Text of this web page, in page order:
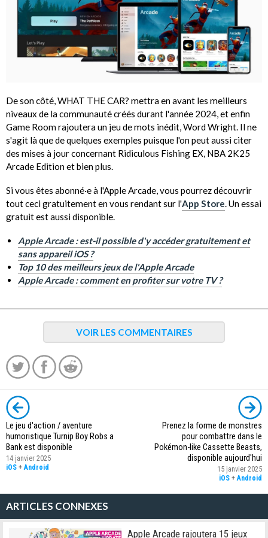
De son côté, WHAT THE CAR? mettra en avant les meilleurs
niveaux de la communauté créés durant l'année 2024, et enfin
Game Room rajoutera un jeu de mots inédit, Word Wright. Il ne
s'agit là que de quelques exemples puisque l'on peut aussi citer
des mises à jour concernant Ridiculous Fishing EX, NBA 2K25
Arcade Edition et bien plus.
Si vous êtes abonné·e à l'Apple Arcade, vous pourrez découvrir
tout ceci gratuitement en vous rendant sur l'App Store. Un essai
gratuit est aussi disponible.
Apple Arcade : est-il possible d'y accéder gratuitement et
sans appareil iOS ?
Top 10 des meilleurs jeux de l'Apple Arcade
Apple Arcade : comment en profiter sur votre TV ?
VOIR LES COMMENTAIRES
Le jeu d'action / aventure
humoristique Turnip Boy Robs a
Bank est disponible
14 janvier 2025
iOS + Android
Prenez la forme de monstres
pour combattre dans le
Pokémon-like Cassette Beasts,
disponible aujourd'hui
15 janvier 2025
iOS + Android
ARTICLES CONNEXES
Apple Arcade rajoutera 15 jeux